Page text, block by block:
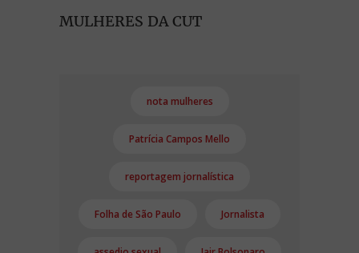
MULHERES DA CUT
nota mulheres
Patrícia Campos Mello
reportagem jornalística
Folha de São Paulo Jornalista